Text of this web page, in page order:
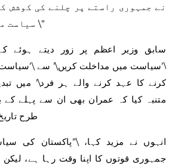
نے جمہوری راستے پر چلنے کی کوشش
سیاست میں مستقبل ہوگا۔ \”
سابق وزیر اعظم پر زور دیتے ہوئے
\’سیاست میں مداخلت کریں\’ سے \’سیاست
کرنے کا عہد کرنے والے ہر فرد\’ میں
متنبہ کیا کہ عمران بھی ان سے پہلے
طرح
انہوں نے مزید کہا، \”پاکستان کی
جمہوری قوتوں کا اپنا وقت رہا ہے،